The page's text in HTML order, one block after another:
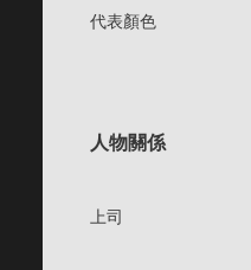
代表顏色
人物關係
上司